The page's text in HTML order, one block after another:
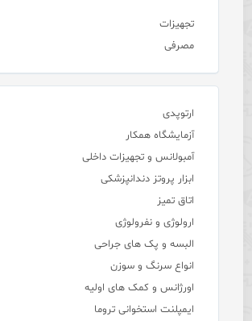
تجهیزات
مصرفی
ارتوپدی
آزمایشگاه همکار
آمبولانس و تجهیزات داخلی
ابزار پروتز دندانپزشکی
اتاق تمیز
ارولوژی و نفرولوژی
البسه و پک های جراحی
انواع سرنگ و سوزن
اورژانس و کمک های اولیه
ایمپلنت استخوانی تروما